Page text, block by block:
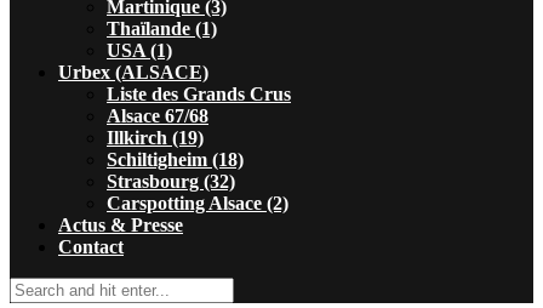
Martinique (3)
Thaïlande (1)
USA (1)
Urbex (ALSACE)
Liste des Grands Crus
Alsace 67/68
Illkirch (19)
Schiltigheim (18)
Strasbourg (32)
Carspotting Alsace (2)
Actus & Presse
Contact